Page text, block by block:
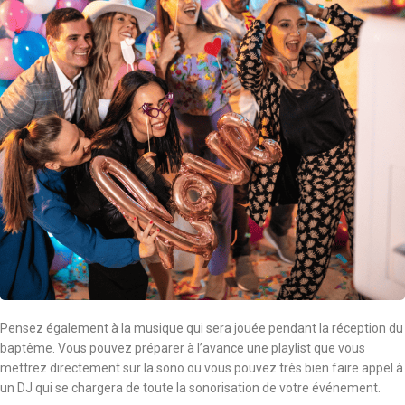
Pensez également à la musique qui sera jouée pendant la réception du
baptême. Vous pouvez préparer à l’avance une playlist que vous
mettrez directement sur la sono ou vous pouvez très bien faire appel à
un DJ qui se chargera de toute la sonorisation de votre événement.